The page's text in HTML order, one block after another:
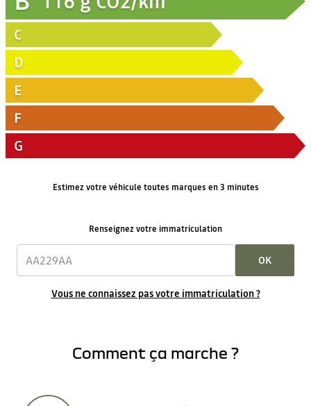
C
D
E
F
G
Estimez votre véhicule toutes marques en 3 minutes
Renseignez votre immatriculation
OK
Vous ne connaissez pas votre immatriculation ?
Comment ça marche ?